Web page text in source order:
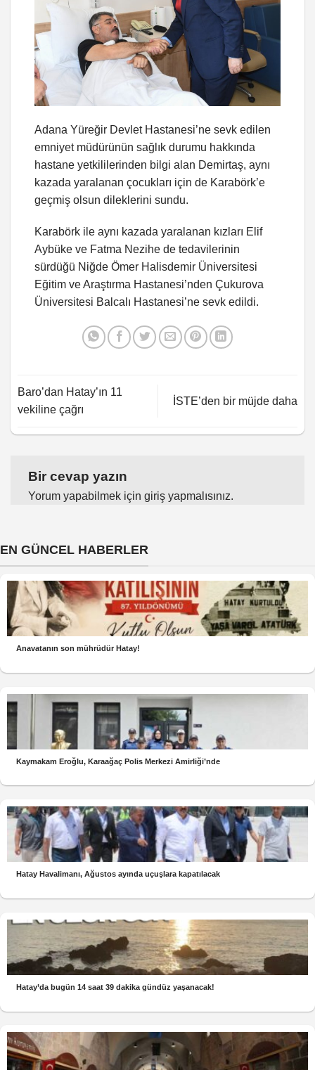
Adana Yüreğir Devlet Hastanesi’ne sevk edilen
emniyet müdürünün sağlık durumu hakkında
hastane yetkililerinden bilgi alan Demirtaş, aynı
kazada yaralanan çocukları için de Karabörk’e
geçmiş olsun dileklerini sundu.
Karabörk ile aynı kazada yaralanan kızları Elif
Aybüke ve Fatma Nezihe de tedavilerinin
sürdüğü Niğde Ömer Halisdemir Üniversitesi
Eğitim ve Araştırma Hastanesi’nden Çukurova
Üniversitesi Balcalı Hastanesi’ne sevk edildi.
Baro’dan Hatay’ın 11
vekiline çağrı
İSTE’den bir müjde daha
Bir cevap yazın
Yorum yapabilmek için giriş yapmalısınız.
EN GÜNCEL HABERLER
Anavatanın son mührüdür Hatay!
Kaymakam Eroğlu, Karaağaç Polis Merkezi Amirliği’nde
Hatay Havalimanı, Ağustos ayında uçuşlara kapatılacak
Hatay’da bugün 14 saat 39 dakika gündüz yaşanacak!